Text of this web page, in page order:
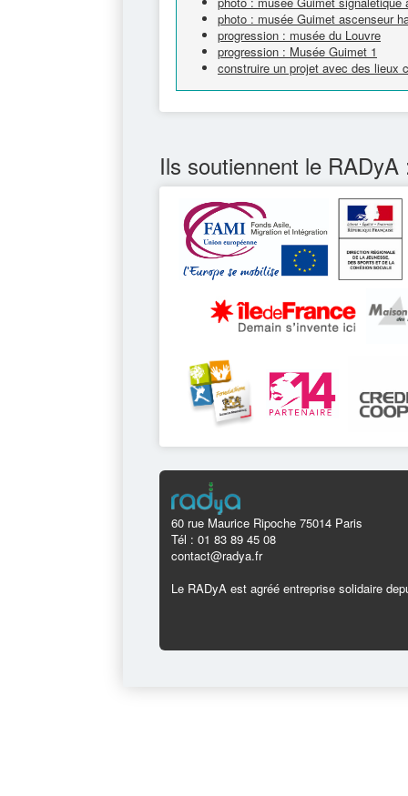
photo : musée Guimet ascenseur
progression : musée du Louvre
progression : Musée Guimet 1
construire un projet avec des lieux
Ils soutiennent le RADyA
60 rue Maurice Ripoche 75014 Paris
Tél : 01 83 89 45 08
contact@radya.fr
Le RADyA est agréé entreprise solidaire